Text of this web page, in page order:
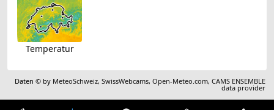
Temperatur
Daten © by MeteoSchweiz,SwissWebcams,Open-Meteo.com,CAMS ENSEMBLE
data provider